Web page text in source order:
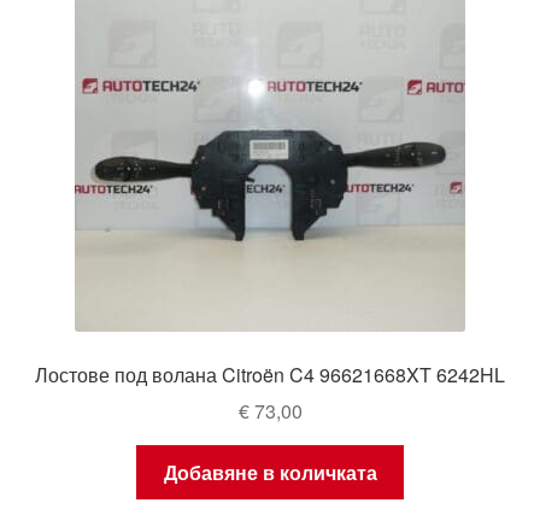
Лостове под волана Citroën C4 96621668XT 6242HL
€73,00
Добавяне в количката